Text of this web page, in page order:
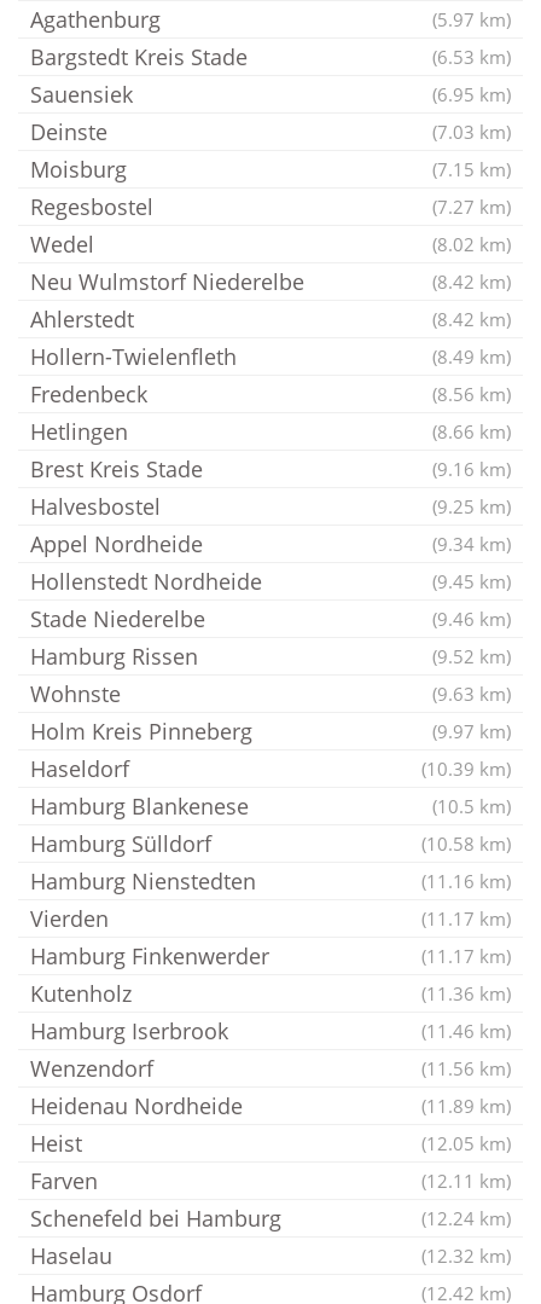
Agathenburg (5.97 km)
Bargstedt Kreis Stade (6.53 km)
Sauensiek (6.95 km)
Deinste (7.03 km)
Moisburg (7.15 km)
Regesbostel (7.27 km)
Wedel (8.02 km)
Neu Wulmstorf Niederelbe (8.42 km)
Ahlerstedt (8.42 km)
Hollern-Twielenfleth (8.49 km)
Fredenbeck (8.56 km)
Hetlingen (8.66 km)
Brest Kreis Stade (9.16 km)
Halvesbostel (9.25 km)
Appel Nordheide (9.34 km)
Hollenstedt Nordheide (9.45 km)
Stade Niederelbe (9.46 km)
Hamburg Rissen (9.52 km)
Wohnste (9.63 km)
Holm Kreis Pinneberg (9.97 km)
Haseldorf (10.39 km)
Hamburg Blankenese (10.5 km)
Hamburg Sülldorf (10.58 km)
Hamburg Nienstedten (11.16 km)
Vierden (11.17 km)
Hamburg Finkenwerder (11.17 km)
Kutenholz (11.36 km)
Hamburg Iserbrook (11.46 km)
Wenzendorf (11.56 km)
Heidenau Nordheide (11.89 km)
Heist (12.05 km)
Farven (12.11 km)
Schenefeld bei Hamburg (12.24 km)
Haselau (12.32 km)
Hamburg Osdorf (12.42 km)